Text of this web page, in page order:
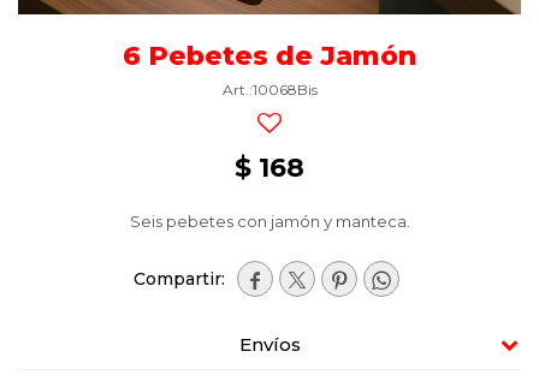
6 Pebetes de Jamón
10068Bis
$ 168
Seis pebetes con jamón y manteca.
   
Envíos